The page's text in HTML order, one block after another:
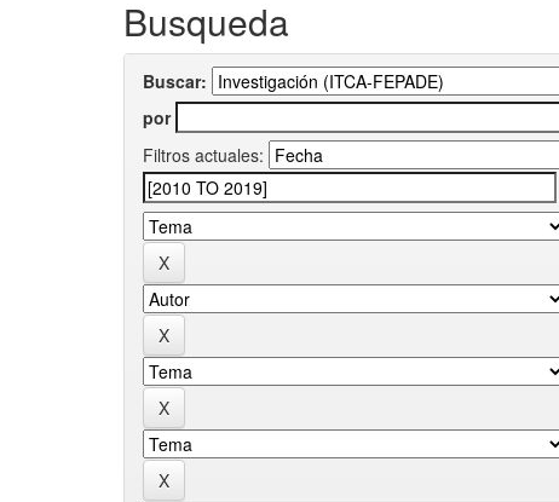
Busqueda
Buscar:
por
Filtros actuales: